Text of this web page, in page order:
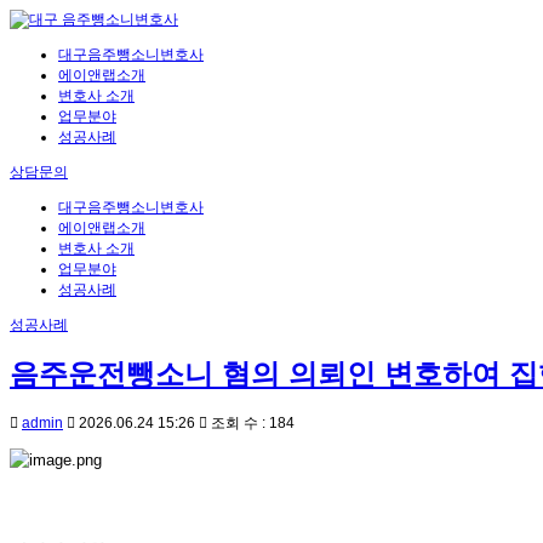
대구음주뺑소니변호사
에이앤랩소개
변호사 소개
업무분야
성공사례
상담문의
대구음주뺑소니변호사
에이앤랩소개
변호사 소개
업무분야
성공사례
성공사례
음주운전뺑소니 혐의 의뢰인 변호하여
admin 2026.06.24 15:26 조회 수 : 184